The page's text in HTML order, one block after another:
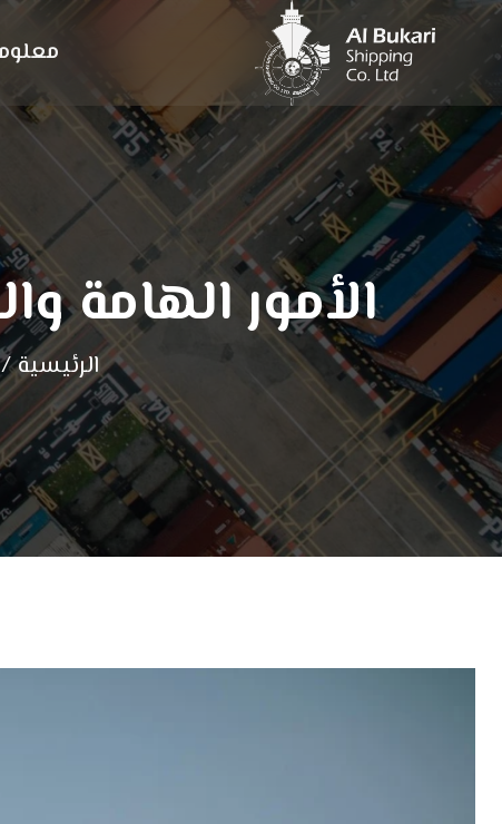
الأمور الهامة
الرئيسية/